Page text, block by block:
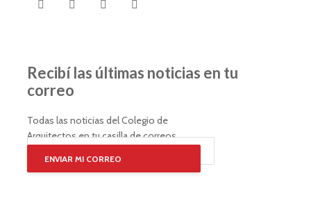
Recibí las últimas noticias en tu
correo
Todas las noticias del Colegio de
Arquitectos en tu casilla de correos
ENVIAR MI CORREO